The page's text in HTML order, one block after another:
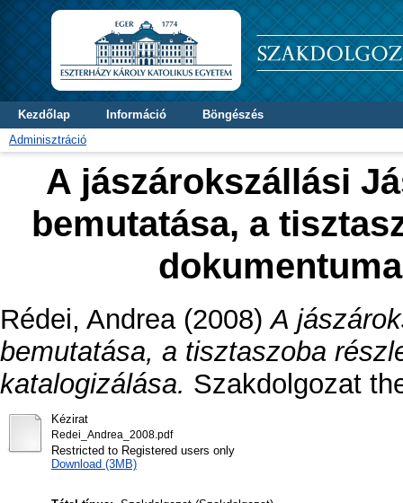
Kezdőlap Információ
Böngészés
Adminisztráció
A jászárokszállási
bemutatása, a
Rédei, Andrea(2008)A
bemutatása, a tisztaszoba
katalogizálása. Szakdolgozat
Kézirat
Redei_Andrea_2008.pdf
Restricted to Registered users only
Download (3MB)